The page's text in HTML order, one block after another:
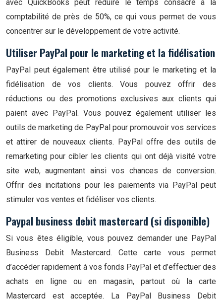
avec QuickBooks peut réduire le temps consacré à la
comptabilité de près de 50%, ce qui vous permet de vous
concentrer sur le développement de votre activité.
Utiliser PayPal pour le marketing et la fidélisation
PayPal peut également être utilisé pour le marketing et la
fidélisation de vos clients. Vous pouvez offrir des
réductions ou des promotions exclusives aux clients qui
paient avec PayPal. Vous pouvez également utiliser les
outils de marketing de PayPal pour promouvoir vos services
et attirer de nouveaux clients. PayPal offre des outils de
remarketing pour cibler les clients qui ont déjà visité votre
site web, augmentant ainsi vos chances de conversion.
Offrir des incitations pour les paiements via PayPal peut
stimuler vos ventes et fidéliser vos clients.
Paypal business debit mastercard (si disponible)
Si vous êtes éligible, vous pouvez demander une PayPal
Business Debit Mastercard. Cette carte vous permet
d’accéder rapidement à vos fonds PayPal et d’effectuer des
achats en ligne ou en magasin, partout où la carte
Mastercard est acceptée. La PayPal Business Debit